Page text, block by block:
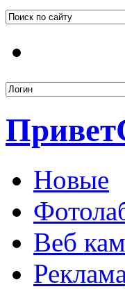
Привет
Новые
Веб